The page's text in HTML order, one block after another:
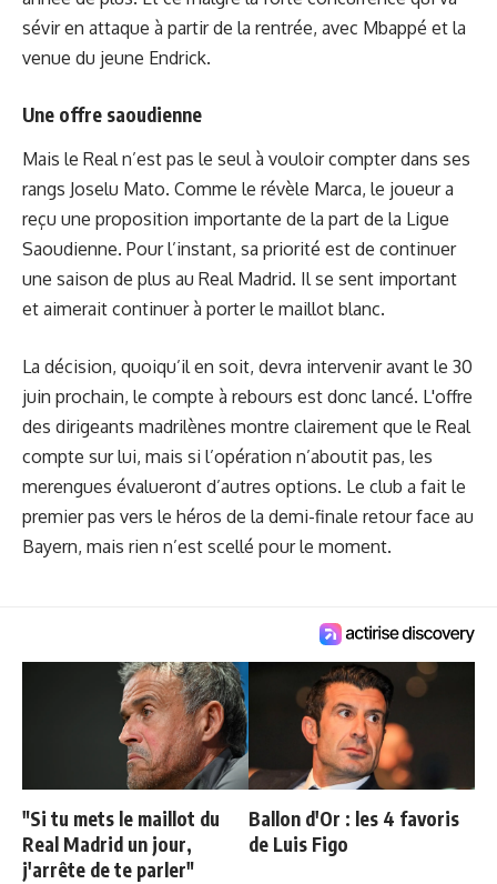
sévir en attaque à partir de la rentrée, avec Mbappé et la
venue du jeune Endrick.
Une offre saoudienne
Mais le Real n’est pas le seul à vouloir compter dans ses
rangs Joselu Mato. Comme le révèle Marca, le joueur a
reçu une proposition importante de la part de la Ligue
Saoudienne. Pour l’instant, sa priorité est de continuer
une saison de plus au Real Madrid. Il se sent important
et aimerait continuer à porter le maillot blanc.
La décision, quoiqu’il en soit, devra intervenir avant le 30
juin prochain, le compte à rebours est donc lancé. L'offre
des dirigeants madrilènes montre clairement que le Real
compte sur lui, mais si l’opération n’aboutit pas, les
merengues évalueront d’autres options. Le club a fait le
premier pas vers le héros de la demi-finale retour face au
Bayern, mais rien n’est scellé pour le moment.
"Si tu mets le maillot du
Real Madrid un jour,
j'arrête de te parler"
Ballon d'Or : les 4 favoris
de Luis Figo